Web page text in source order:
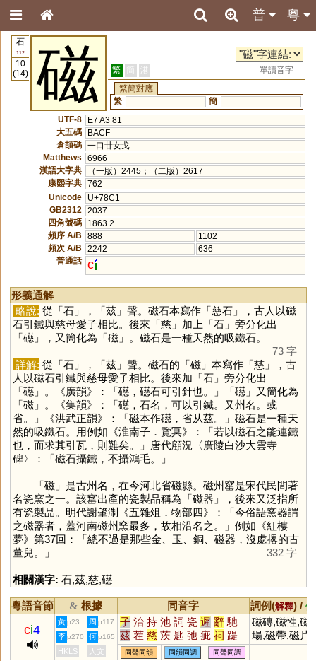
粵
普
石
112
10
(14)
磁 繁 簡 港
單讀音字
繁簡對應
繁
簡
UTF-8
E7 A3 81
大五碼
BACF
倉頡碼 一口廿女戈
Matthews
6966
漢語大字典
（一版）2445；（二版）2617
康熙字典 762
Unicode
U+78C1
GB2312
2037
四角號碼
1863.2
頻序 A/B
888
1102
頻次 A/B
2242
636
普通話 c
形義通解
略說: 從「石」，「茲」聲。磁石本寫作「慈石」，古人以磁
石引鐵與慈母愛子相比。後來「慈」加上「石」旁分化出
「礠」，又簡化為「磁」。磁石是一種天然的吸鐵石。
73 字
詳解: 從「石」，「茲」聲。磁石的「磁」本寫作「慈」，古
人以磁石引鐵與慈母愛子相比。後來加「石」旁分化出
「礠」。《廣韻》：「礠，礠石可引針也。」「礠」又簡化為
「磁」。《集韻》：「礠，石名，可以引鍼。又州名。或
省。」《洪武正韻》：「磁本作礠，省从茲。」磁石是一種天
然的吸鐵石。用例如《淮南子．覽冥》：「若以磁石之能連鐵
也，而求其引瓦，則難矣。」唐代顧況〈廣陵白沙大雲寺
碑〉：「磁石攝鐵，不攝鴻毛。」
「磁」是古州名，在今河北省磁縣。磁州窰是宋代民間著
名瓷窯之一。該窰出產的瓷製品稱為「磁器」，後來又泛指所
有瓷製品。明代謝肇淛《五雜俎．物部四》：「今俗語窯器謂
之磁器者，蓋河南磁州窯最多，故相沿名之。」例如《紅樓
夢》第37回：「總不過是那些金、玉、銅、磁器，沒處撂的古
董兒。」
332 字
相關漢字: 石,茲,慈,礠
粵語音節 & 根據 同音字 詞例(解釋) /
ci4
黃 p23 周 p117 子 治 持 池 詞 瓷 遲 辭 馳
茲 茬 慈 茨 匙 弛 疵 祠 踶
訾 臍 薺 泜 踟 餈 茈 鶿 墀
磁磚,磁性,磁
場,磁帶,磁片,
李 p270 何 p165
HKLS 人文 同聲同韻 同韻同調 同聲同調